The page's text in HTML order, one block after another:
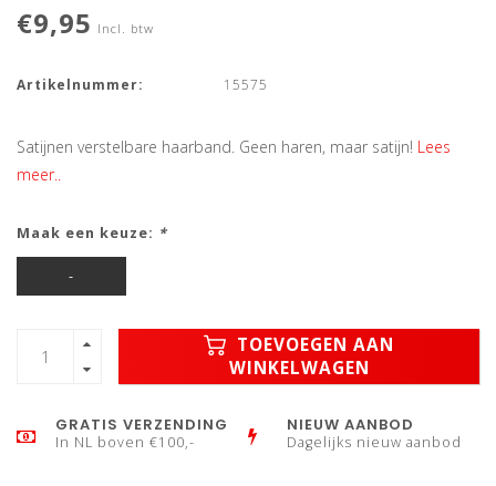
€9,95 Incl. btw
Artikelnummer: 15575
Satijnen verstelbare haarband. Geen haren, maar satijn! Lees
meer..
Maak een keuze: *
-
TOEVOEGEN AAN
WINKELWAGEN
GRATIS VERZENDING
In NL boven €100,-
NIEUW AANBOD
Dagelijks nieuw aanbod